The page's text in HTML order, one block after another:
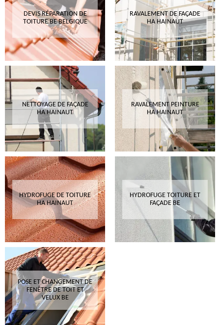
DEVIS RÉPARATION DE
TOITURE BE BELGIQUE
RAVALEMENT DE FAÇADE
HA HAINAUT
NETTOYAGE DE FAÇADE
HA HAINAUT
RAVALEMENT PEINTURE
HA HAINAUT
HYDROFUGE DE TOITURE
HA HAINAUT
HYDROFUGE TOITURE ET
FAÇADE BE
POSE ET CHANGEMENT DE
FENÊTRE DE TOIT ET
VELUX BE